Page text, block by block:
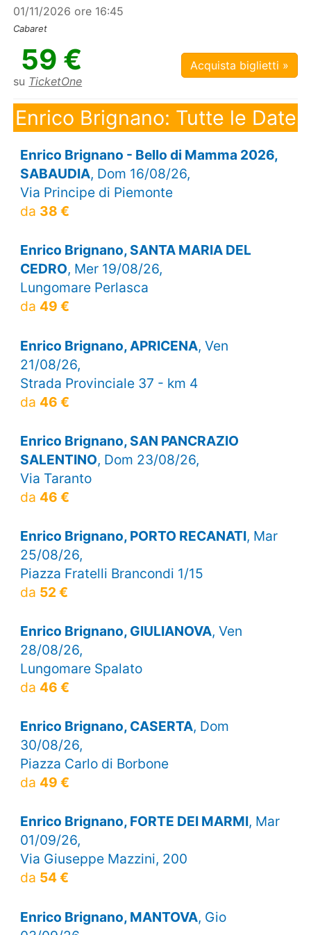
01/11/2026 ore 16:45
Cabaret
59 €
su TicketOne
Acquista biglietti »
Enrico Brignano: Tutte le Date
Enrico Brignano - Bello di Mamma 2026,
SABAUDIA, Dom 16/08/26,
Via Principe di Piemonte
da 38 €
Enrico Brignano, SANTA MARIA DEL
CEDRO, Mer 19/08/26,
Lungomare Perlasca
da 49 €
Enrico Brignano, APRICENA, Ven
21/08/26,
Strada Provinciale 37 - km 4
da 46 €
Enrico Brignano, SAN PANCRAZIO
SALENTINO, Dom 23/08/26,
Via Taranto
da 46 €
Enrico Brignano, PORTO RECANATI, Mar
25/08/26,
Piazza Fratelli Brancondi 1/15
da 52 €
Enrico Brignano, GIULIANOVA, Ven
28/08/26,
Lungomare Spalato
da 46 €
Enrico Brignano, CASERTA, Dom
30/08/26,
Piazza Carlo di Borbone
da 49 €
Enrico Brignano, FORTE DEI MARMI, Mar
01/09/26,
Via Giuseppe Mazzini, 200
da 54 €
Enrico Brignano, MANTOVA, Gio